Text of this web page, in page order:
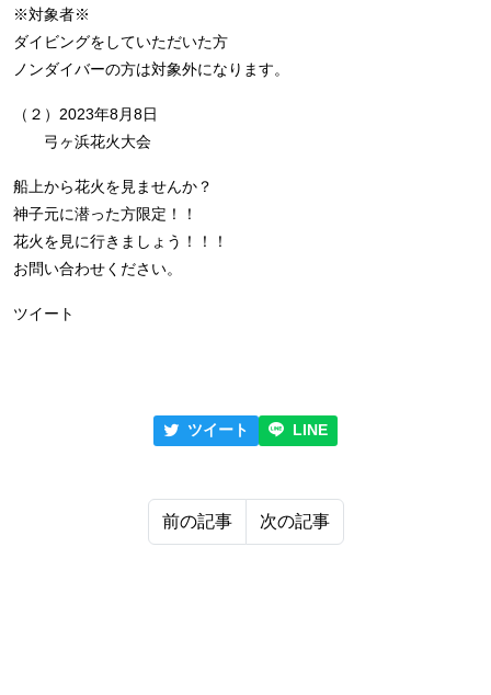
※対象者※
ダイビングをしていただいた方
ノンダイバーの方は対象外になります。
（２）2023年8月8日
弓ヶ浜花火大会
船上から花火を見ませんか？
神子元に潜った方限定！！
花火を見に行きましょう！！！
お問い合わせください。
ツイート
ツイート LINE
前の記事 次の記事